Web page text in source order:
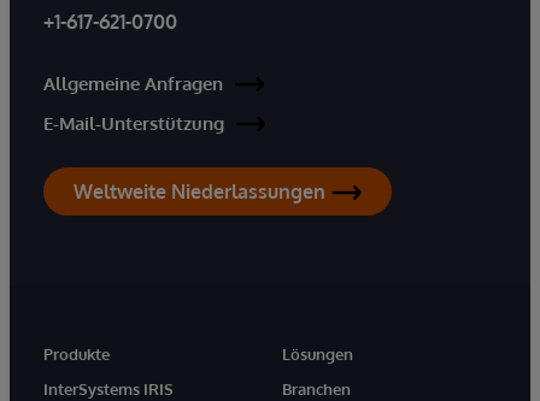
+1-617-621-0700
Allgemeine Anfragen
E-Mail-Unterstützung
Weltweite Niederlassungen
Produkte
InterSystems IRIS
Lösungen
Branchen